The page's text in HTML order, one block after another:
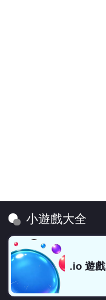
小遊戲大全
.io 遊戲